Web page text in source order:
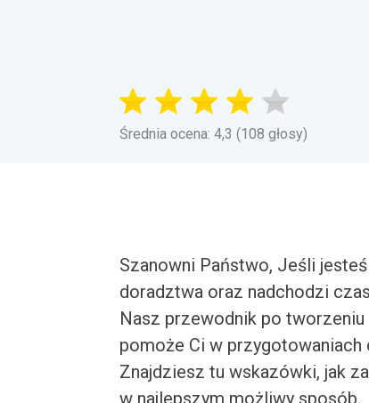
Średnia ocena: 4,3 (108 głosy)
Szanowni Państwo, Jeśli
doradztwa oraz nadchodzi
Nasz przewodnik po
pomoże Ci w przygotowaniach
Znajdziesz tu wskazówki, jak
w najlepszym możliwy sposób.